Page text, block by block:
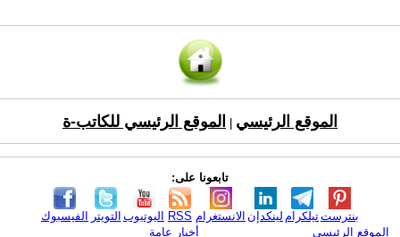
الموقع الرئيسي الموقع الرئيسي للكاتب-ة
تابعونا على:
الفيسبوك التويتر اليوتيوب RSS الانستغرام لينكدإن تيلكرامبنترست
الموقع الرئيسي
أخبار عامة